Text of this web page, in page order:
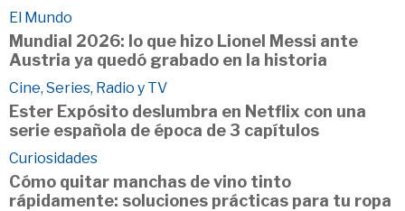
El Mundo
Mundial 2026: lo que hizo Lionel Messi ante
Austria ya quedó grabado en la historia
Cine, Series, Radio y TV
Ester Expósito deslumbra en Netflix con una
serie española de época de 3 capítulos
Curiosidades
Cómo quitar manchas de vino tinto
rápidamente: soluciones prácticas para tu ropa